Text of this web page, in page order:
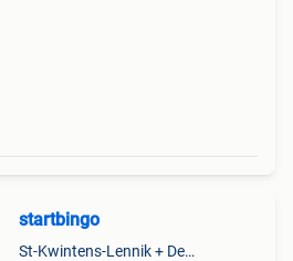
startbingo
St-Kwintens-Lennik + Deel Roosdaal